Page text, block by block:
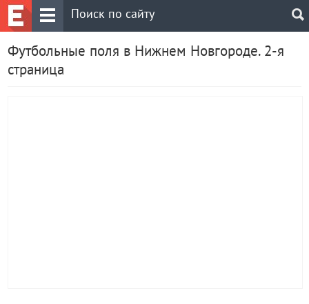
Футбольные поля в Нижнем Новгороде. 2-я
страница